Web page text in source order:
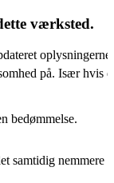
værksted.
oplysningerne.
på. Især hvis
bedømmelse.
samtidig nemmere